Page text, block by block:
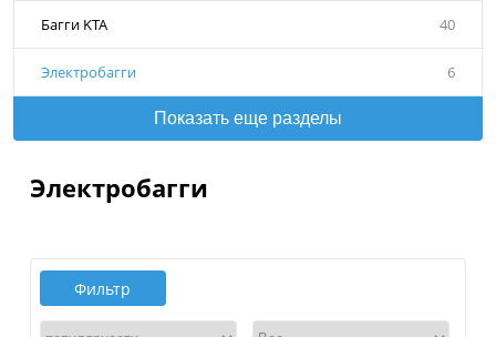
Багги KTA 40
Электробагги 6
Показать еще разделы
Электробагги
Фильтр